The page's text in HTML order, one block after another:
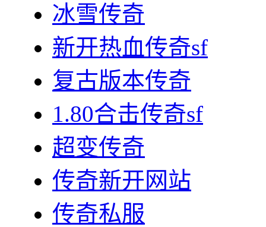
冰雪传奇
新开热血传奇sf
复古版本传奇
1.80合击传奇sf
超变传奇
传奇新开网站
传奇私服